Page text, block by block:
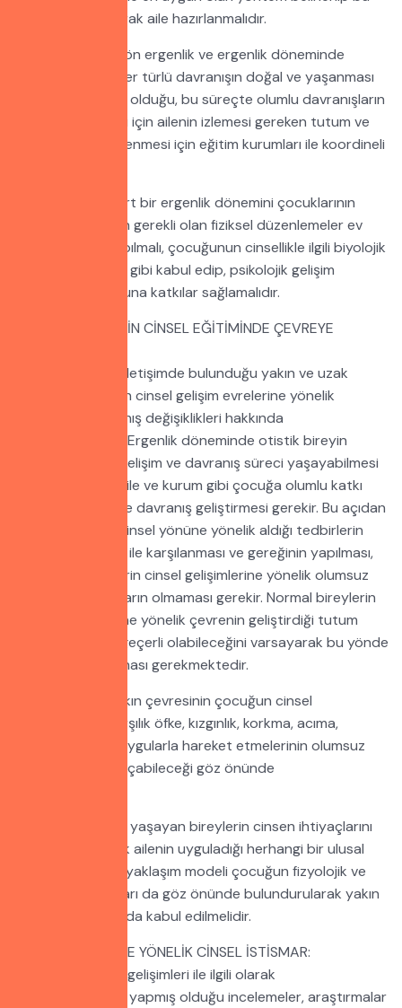
yöntemle ilgili olarak aile hazırlanmalıdır.
Otistik bireylerin ön ergenlik ve ergenlik döneminde
gerçekleştirdiği her türlü davranışın doğal ve yaşanması
gereken bir süreç olduğu, bu süreçte olumlu davranışların
gerçekleşebilmesi için ailenin izlemesi gereken tutum ve
yöntemlerin belirlenmesi için eğitim kurumları ile koordineli
Sağlıklı ve standart bir ergenlik dönemini çocuklarının
yaşayabilmesi için gerekli olan fiziksel düzenlemeler ev
ortamında da yapılmalı, çocuğunun cinsellikle ilgili biyolojik
yönünü normaller gibi kabul edip, psikolojik gelişim
sürecinde çocuğuna katkılar sağlamalıdır.
OTİSTİK BİREYLERİN CİNSEL EĞİTİMİNDE ÇEVREYE
Otistik bireylerin iletişimde bulunduğu yakın ve uzak
çevresi otistiklerin cinsel gelişim evrelerine yönelik
yaşadıkları davranış değişiklikleri hakkında
bilgilendirilmelidir. Ergenlik döneminde otistik bireyin
sağlıklı bir cinsel gelişim ve davranış süreci yaşayabilmesi
için çevrenin de aile ve kurum gibi çocuğa olumlu katkı
yapacak tutum ve davranış geliştirmesi gerekir. Bu açıdan
ailenin çocuğun cinsel yönüne yönelik aldığı tedbirlerin
çevrede de saygı ile karşılanması ve gereğinin yapılması,
kesinlikle otistiklerin cinsel gelişimlerine yönelik olumsuz
tavır ve davranışların olmaması gerekir. Normal bireylerin
cinsel aktivitelerine yönelik çevrenin geliştirdiği tutum
otistikler için de geçerli olabileceğini varsayarak bu yönde
istikrarlı davranılması gerekmektedir.
Otistik bireyin yakın çevresinin çocuğun cinsel
davranışlarına karşılık öfke, kızgınlık, korkma, acıma,
merhamet gibi duygularla hareket etmelerinin olumsuz
davranışlara yol açabileceği göz önünde
Ergenlik dönemini yaşayan bireylerin cinsen ihtiyaçlarını
gidermeye yönelik ailenin uyguladığı herhangi bir ulusal
veya uluslararası yaklaşım modeli çocuğun fizyolojik ve
psikolojik ihtiyaçları da göz önünde bulundurularak yakın
çevre tarafından da kabul edilmelidir.
OTİSTİK BİREYLERE YÖNELİK CİNSEL İSTİSMAR:
Otistiklerin cinsel gelişimleri ile ilgili olarak
komisyonumuzun yapmış olduğu incelemeler, araştırmalar